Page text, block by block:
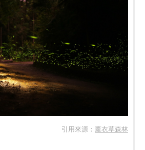
引用來源： 薰衣草森林